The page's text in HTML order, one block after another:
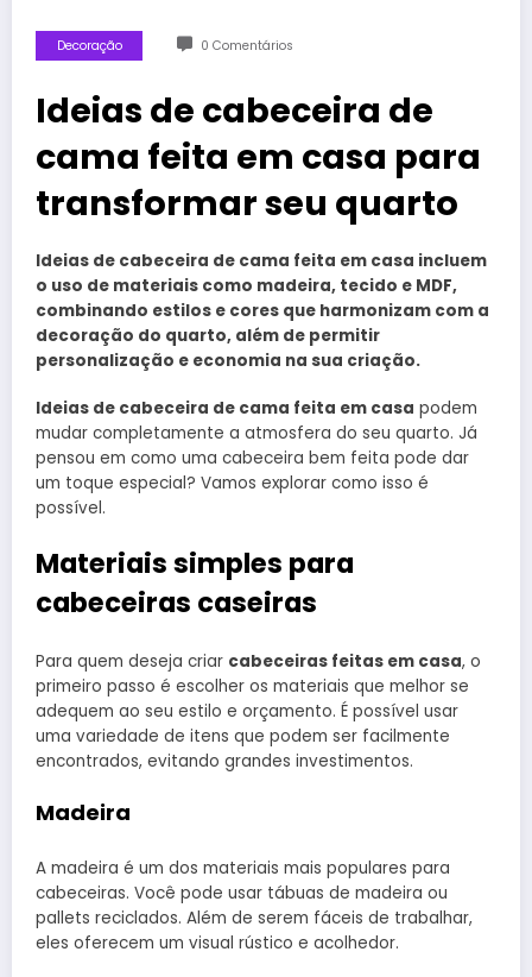
Decoração 0 Comentários
Ideias de cabeceira de
cama feita em casa para
transformar seu quarto
Ideias de cabeceira de cama feita em casa incluem
o uso de materiais como madeira, tecido e MDF,
combinando estilos e cores que harmonizam com a
decoração do quarto, além de permitir
personalização e economia na sua criação.
Ideias de cabeceira de cama feita em casa podem
mudar completamente a atmosfera do seu quarto. Já
pensou em como uma cabeceira bem feita pode dar
um toque especial? Vamos explorar como isso é
possível.
Materiais simples para
cabeceiras caseiras
Para quem deseja criar cabeceiras feitas em casa, o
primeiro passo é escolher os materiais que melhor se
adequem ao seu estilo e orçamento. É possível usar
uma variedade de itens que podem ser facilmente
encontrados, evitando grandes investimentos.
Madeira
A madeira é um dos materiais mais populares para
cabeceiras. Você pode usar tábuas de madeira ou
pallets reciclados. Além de serem fáceis de trabalhar,
eles oferecem um visual rústico e acolhedor.